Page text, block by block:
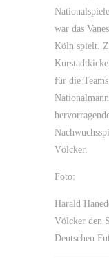
war das
Köln spielt.
für die
Völcker.
Foto:
Harald
Völcker den
Deutschen